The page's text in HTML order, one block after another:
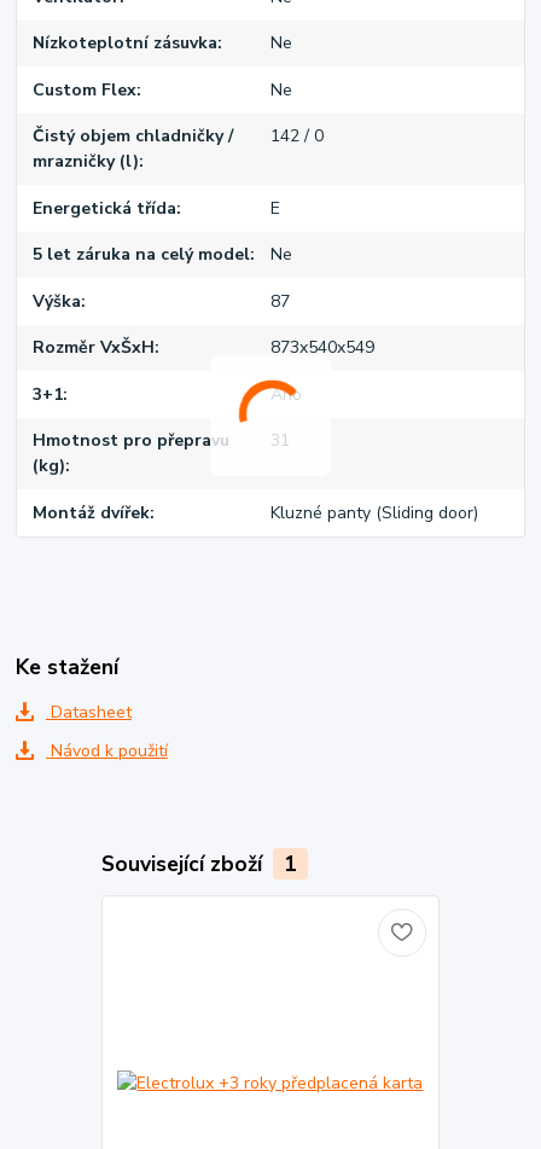
Nízkoteplotní zásuvka Ne
Custom Flex Ne
Čistý objem chladničky /
mrazničky (l)
142 / 0
Energetická třída E
5 let záruka na celý model Ne
Výška 87
Rozměr VxŠxH 873x540x549
3+1 Ano
Hmotnost pro přepravu
(kg)
31
Montáž dvířek Kluzné panty (Sliding door)
Ke stažení
Datasheet
Návod k použití
Související zboží 1